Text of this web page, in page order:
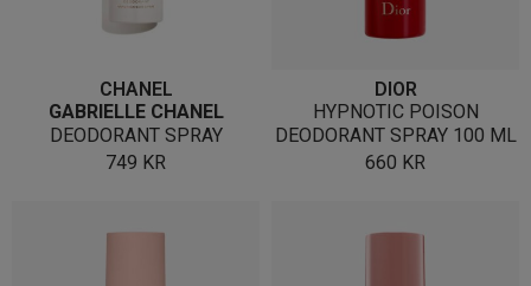
CHANEL
GABRIELLE CHANEL
DEODORANT SPRAY
749 KR
DIOR
HYPNOTIC POISON
DEODORANT SPRAY 100 ML
660 KR